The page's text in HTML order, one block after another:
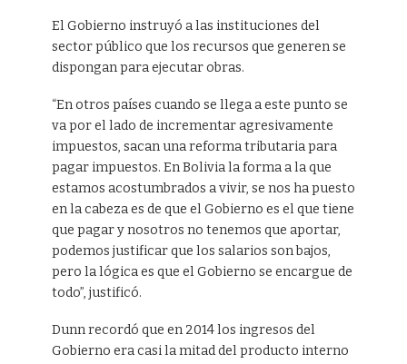
El Gobierno instruyó a las instituciones del
sector público que los recursos que generen se
dispongan para ejecutar obras.
“En otros países cuando se llega a este punto se
va por el lado de incrementar agresivamente
impuestos, sacan una reforma tributaria para
pagar impuestos. En Bolivia la forma a la que
estamos acostumbrados a vivir, se nos ha puesto
en la cabeza es de que el Gobierno es el que tiene
que pagar y nosotros no tenemos que aportar,
podemos justificar que los salarios son bajos,
pero la lógica es que el Gobierno se encargue de
todo”, justificó.
Dunn recordó que en 2014 los ingresos del
Gobierno era casi la mitad del producto interno